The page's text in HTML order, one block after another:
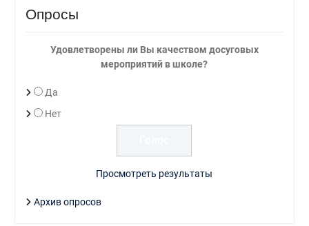
Опросы
Удовлетворены ли Вы качеством досуговых
мероприятий в школе?
Да
Нет
Просмотреть результаты
Архив опросов